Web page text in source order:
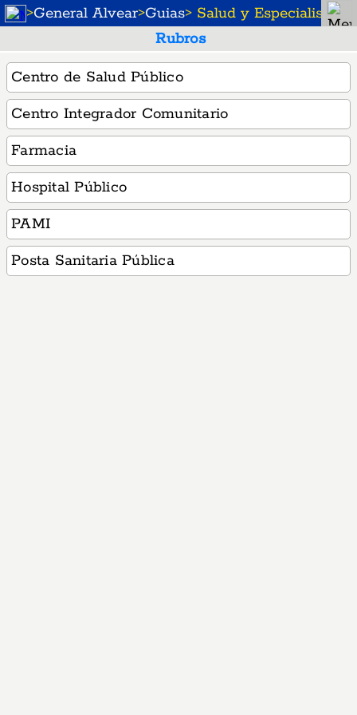
>General Alvear>Guias> Salud y Especialistas
Rubros
Centro de Salud Público
Centro Integrador Comunitario
Farmacia
Hospital Público
PAMI
Posta Sanitaria Pública